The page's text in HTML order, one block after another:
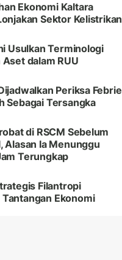
Ekonomi Kaltara
Sektor Kelistrikan
Usulkan Terminologi
dalam RUU
Periksa Febrie
Sebagai Tersangka
di RSCM Sebelum
Alasan Ia Menunggu
Terungkap
Filantropi
Ekonomi